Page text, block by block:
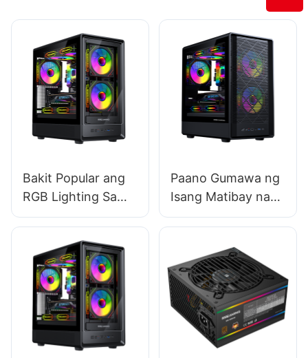
Bakit Popular ang
RGB Lighting Sa
Mga Gaming PC
Paano Gumawa ng
Isang Matibay na
Relasyon Sa Mga
Gaming PC Case?